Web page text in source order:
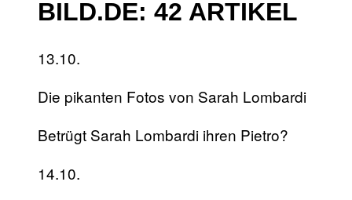
BILD.DE: 42 ARTIKEL
13.10.
Die pikanten Fotos von Sarah Lombardi
Betrügt Sarah Lombardi ihren Pietro?
14.10.